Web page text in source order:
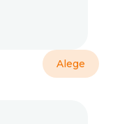
Alege